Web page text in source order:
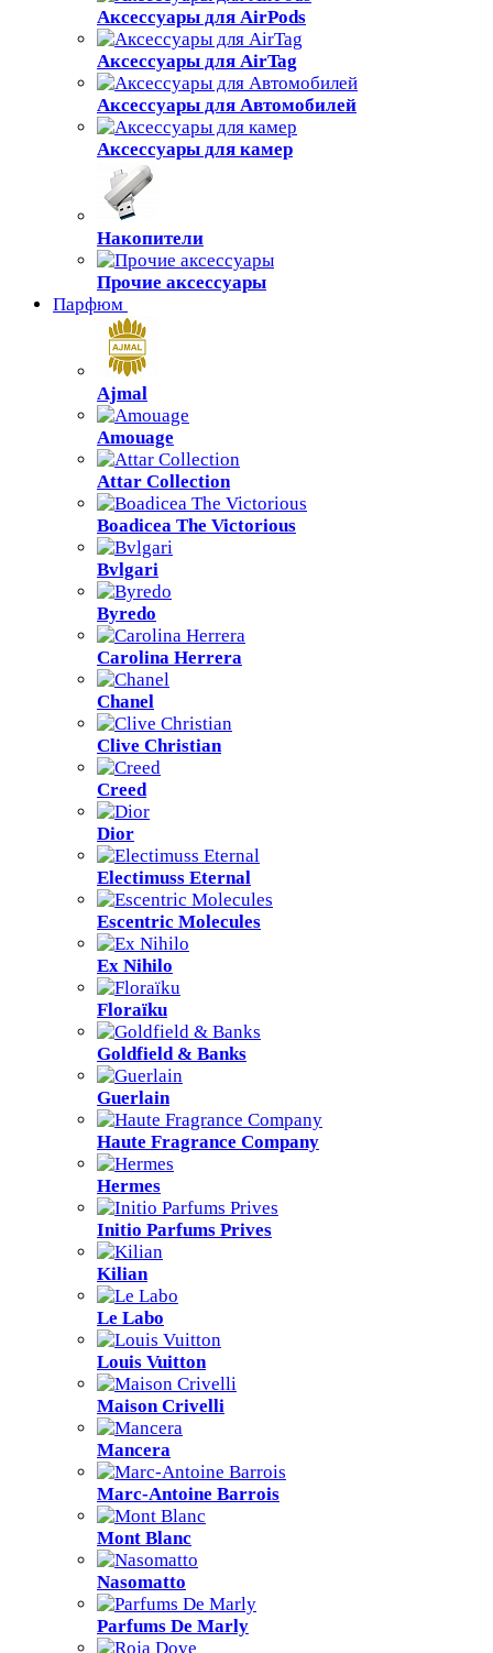
Аксессуары для AirPods
Аксессуары для AirTag
Аксессуары для Автомобилей
Аксессуары для камер
Накопители
Прочие аксессуары
Парфюм
Ajmal
Amouage
Attar Collection
Boadicea The Victorious
Bvlgari
Byredo
Carolina Herrera
Chanel
Clive Christian
Creed
Dior
Electimuss Eternal
Escentric Molecules
Ex Nihilo
Floraïku
Goldfield & Banks
Guerlain
Haute Fragrance Company
Hermes
Initio Parfums Prives
Kilian
Le Labo
Louis Vuitton
Maison Crivelli
Mancera
Marc-Antoine Barrois
Mont Blanc
Nasomatto
Parfums De Marly